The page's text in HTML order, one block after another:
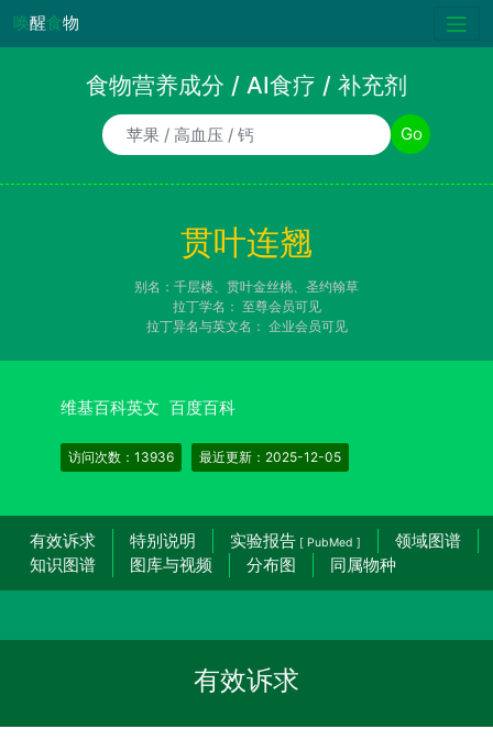
唤醒食物
食物营养成分 / AI食疗 / 补充剂
食物/AI食疗诉求/补充剂名称 Go
贯叶连翘
别名：千层楼、贯叶金丝桃、圣约翰草
拉丁学名： 至尊会员可见
拉丁异名与英文名： 企业会员可见
维基百科英文 百度百科
访问次数：13936 最近更新：2025-12-05
有效诉求 特别说明 实验报告 [ PubMed ]
领域图谱
知识图谱
图库与视频 分布图 同属物种
有效诉求